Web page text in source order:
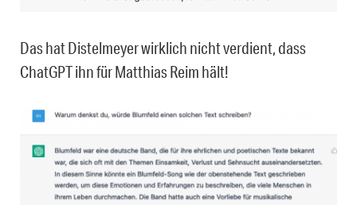
Das hat Distelmeyer wirklich nicht verdient, dass
ChatGPT ihn für Matthias Reim hält!